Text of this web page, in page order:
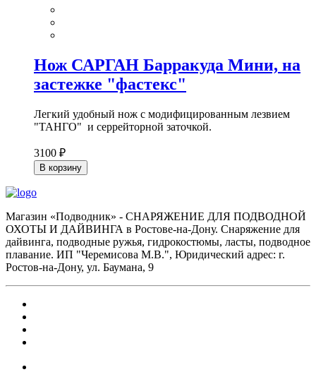
Нож САРГАН Барракуда Мини, на
застежке "фастекс"
Легкий удобный нож с модифицированным лезвием
"ТАНГО" и серрейторной заточкой.
3100 ₽
В корзину
Магазин «Подводник» - СНАРЯЖЕНИЕ ДЛЯ ПОДВОДНОЙ
ОХОТЫ И ДАЙВИНГА в Ростове-на-Дону. Снаряжение для
дайвинга, подводные ружья, гидрокостюмы, ласты, подводное
плавание. ИП "Черемисова М.В.", Юридический адрес: г.
Ростов-на-Дону, ул. Баумана, 9